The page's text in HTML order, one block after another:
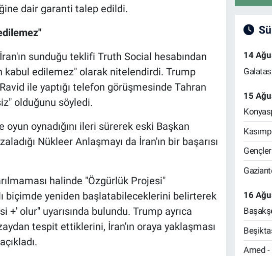
dair garanti talep edildi.
sunduğu teklifi Truth Social hesabından
kabul edilemez" olarak nitelendirdi. Trump
ile yaptığı telefon görüşmesinde Tahran
olduğunu söyledi.
oyun oynadığını ileri sürerek eski Başkan
Nükleer Anlaşmayı da İran'ın bir başarısı
halinde "Özgürlük Projesi"
biçimde yeniden başlatabileceklerini belirterek
+' olur" uyarısında bulundu. Trump ayrıca
tespit ettiklerini, İran'ın oraya yaklaşması
14
15
16
Amed -